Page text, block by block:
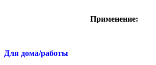
Применение:
Для дома/работы